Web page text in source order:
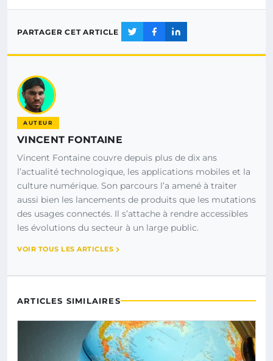
PARTAGER CET ARTICLE
AUTEUR
VINCENT FONTAINE
Vincent Fontaine couvre depuis plus de dix ans
l’actualité technologique, les applications mobiles et la
culture numérique. Son parcours l’a amené à traiter
aussi bien les lancements de produits que les mutations
des usages connectés. Il s’attache à rendre accessibles
les évolutions du secteur à un large public.
VOIR TOUS LES ARTICLES
ARTICLES SIMILAIRES